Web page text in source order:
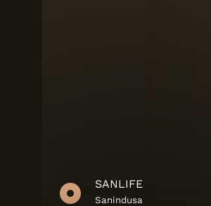
SANLIFE
Sanindusa